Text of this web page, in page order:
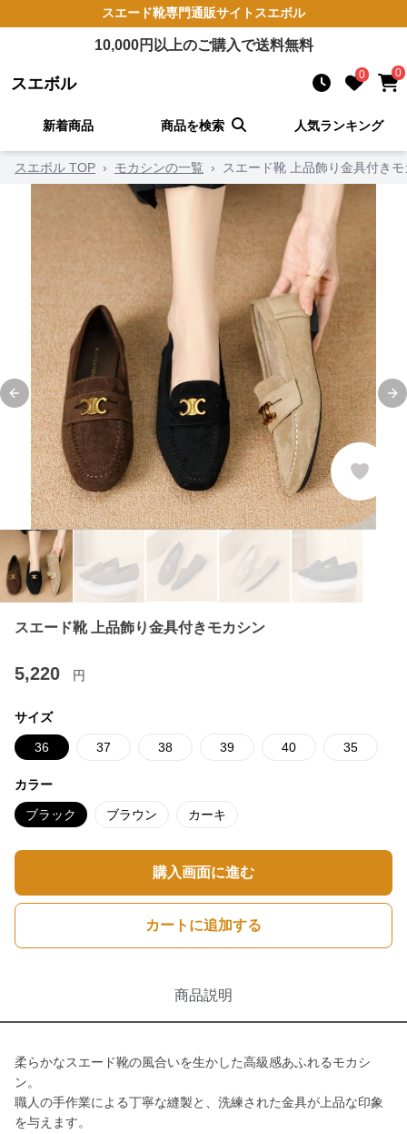
スエード靴専門通販サイト スエボル
10,000円以上のご購入で送料無料
スエボル 0 0
新着商品 商品を検索 人気ランキング
スエボル TOP › モカシンの一覧 › スエード靴 上品飾り金具付き
Previous slide
スエード靴 上品飾り金具付きモカシン
5,220 円
サイズ
36 37 38 39 40 35
カラー
ブラック ブラウン カーキ
購入画面に進む
カートに追加する
商品説明
柔らかなスエード靴の風合いを生かした高級感あふれるモカシ
ン。
職人の手作業による丁寧な縫製と、洗練された金具が上品な印象
を与えます。